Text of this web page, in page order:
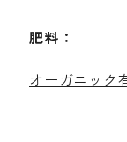
肥料：
オーガニック